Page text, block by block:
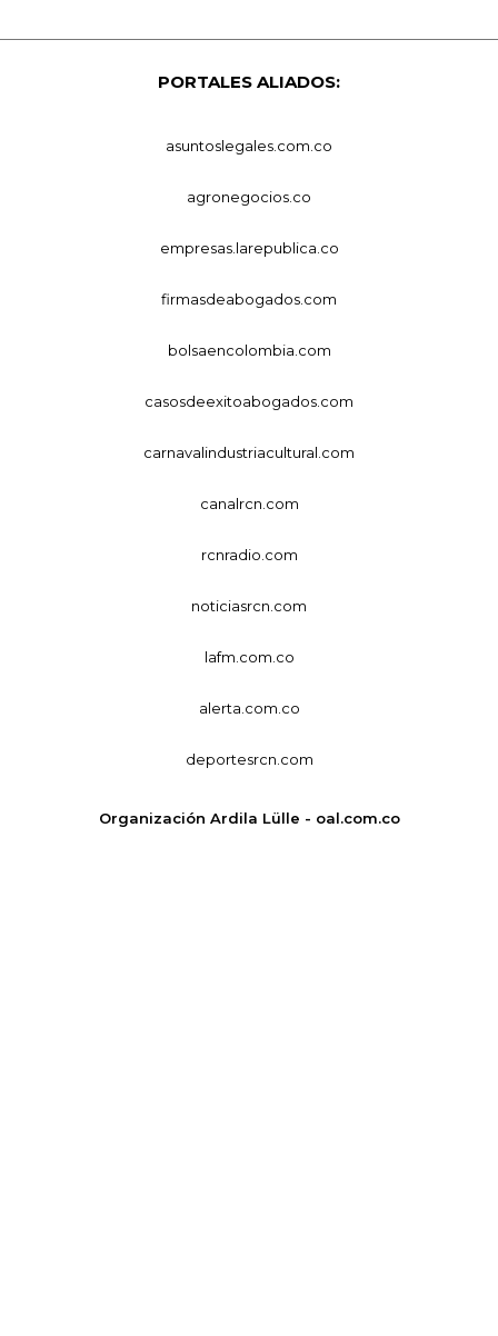
PORTALES ALIADOS:
asuntoslegales.com.co
agronegocios.co
empresas.larepublica.co
firmasdeabogados.com
bolsaencolombia.com
casosdeexitoabogados.com
carnavalindustriacultural.com
canalrcn.com
rcnradio.com
noticiasrcn.com
lafm.com.co
alerta.com.co
deportesrcn.com
Organización Ardila Lülle - oal.com.co